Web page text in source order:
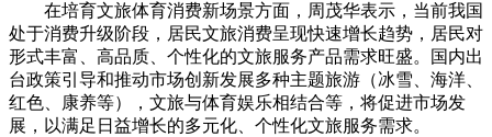
在培育文旅体育消费新场景方面，周茂华表示，当前我国
处于消费升级阶段，居民文旅消费呈现快速增长趋势，居民对
形式丰富、高品质、个性化的文旅服务产品需求旺盛。国内出
台政策引导和推动市场创新发展多种主题旅游（冰雪、海洋、
红色、康养等），文旅与体育娱乐相结合等，将促进市场发
展，以满足日益增长的多元化、个性化文旅服务需求。